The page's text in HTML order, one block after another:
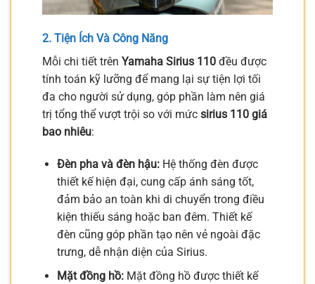
2. Tiện Ích Và Công Năng
Mỗi chi tiết trên Yamaha Sirius 110 đều được
tính toán kỹ lưỡng để mang lại sự tiện lợi tối
đa cho người sử dụng, góp phần làm nên giá
trị tổng thể vượt trội so với mức sirius 110 giá
bao nhiêu:
Đèn pha và đèn hậu:Hệ thống đèn được
thiết kế hiện đại, cung cấp ánh sáng tốt,
đảm bảo an toàn khi di chuyển trong điều
kiện thiếu sáng hoặc ban đêm. Thiết kế
đèn cũng góp phần tạo nên vẻ ngoài đặc
trưng, dễ nhận diện của Sirius.
Mặt đồng hồ:Mặt đồng hồ được thiết kế